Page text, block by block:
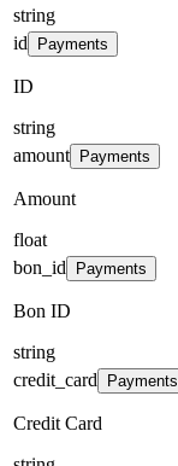
string
id
Payments
ID
string
amount
Payments
Amount
float
bon_id
Payments
Bon ID
string
credit_card
Payments
Credit Card